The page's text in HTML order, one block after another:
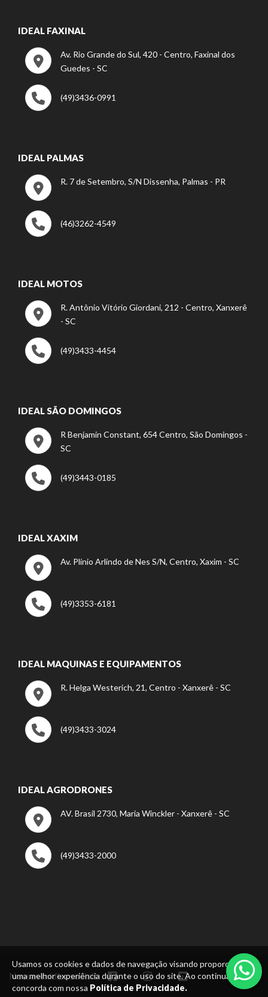
Usamos os cookies e dados de navegação visando proporcionar
uma melhor experiência durante o uso do site. Ao continuar, você
concorda com nossa Política de Privacidade.
IDEAL FAXINAL
Av. Rio Grande do Sul, 420 - Centro, Faxinal dos
Guedes - SC
(49)3436-0991
IDEAL PALMAS
R. 7 de Setembro, S/N Dissenha, Palmas - PR
(46)3262-4549
IDEAL MOTOS
R. Antônio Vitório Giordani, 212 - Centro, Xanxerê
- SC
(49)3433-4454
IDEAL SÃO DOMINGOS
R Benjamin Constant, 654 Centro, São Domingos -
SC
(49)3443-0185
IDEAL XAXIM
Av. Plínio Arlindo de Nes S/N, Centro, Xaxim - SC
(49)3353-6181
IDEAL MAQUINAS E EQUIPAMENTOS
R. Helga Westerich, 21, Centro - Xanxerê - SC
(49)3433-3024
IDEAL AGRODRONES
AV. Brasil 2730, Maria Winckler - Xanxerê - SC
(49)3433-2000
Nossas mídias sociais: